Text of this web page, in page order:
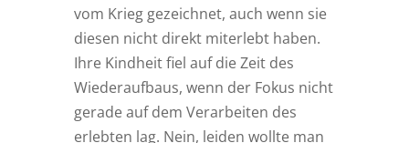
vom Krieg gezeichnet, auch wenn sie
diesen nicht direkt miterlebt haben.
Ihre Kindheit fiel auf die Zeit des
Wiederaufbaus, wenn der Fokus nicht
gerade auf dem Verarbeiten des
erlebten lag. Nein, leiden wollte man